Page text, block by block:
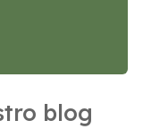
blog